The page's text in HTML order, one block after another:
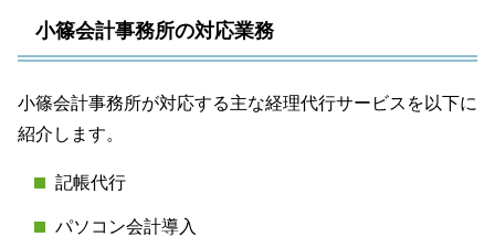
小篠会計事務所の対応業務
小篠会計事務所が対応する主な経理代行サービスを以下に
紹介します。
記帳代行
パソコン会計導入